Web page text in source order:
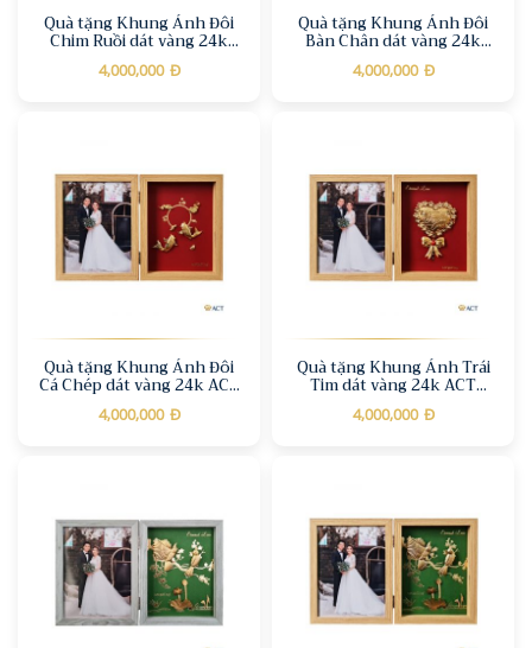
Quà tặng Khung Ảnh Đôi
Chim Ruồi dát vàng 24k
ACT GOLD ISO
9001:2015(Mẫu 2)
4,000,000 Đ
Quà tặng Khung Ảnh Đôi
Bàn Chân dát vàng 24k
ACT GOLD ISO 9001:2015
(Mẫu 2)
4,000,000 Đ
Quà tặng Khung Ảnh Đôi
Cá Chép dát vàng 24k ACT
GOLD ISO 9001:2015 (Mẫu
2)
4,000,000 Đ
Quà tặng Khung Ảnh Trái
Tim dát vàng 24k ACT
GOLD ISO 9001:2015(Mẫu
4)
4,000,000 Đ